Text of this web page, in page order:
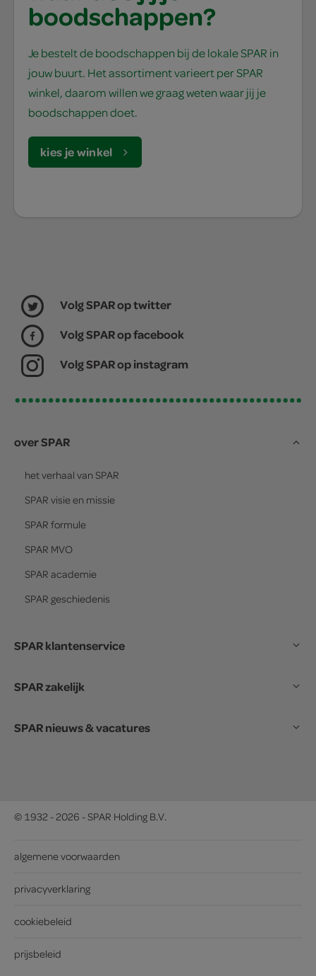
boodschappen?
Je bestelt de boodschappen bij de lokale SPAR in
jouw buurt. Het assortiment varieert per SPAR
winkel, daarom willen we graag weten waar jij je
boodschappen doet.
kies je winkel
Volg SPAR op twitter
Volg SPAR op facebook
Volg SPAR op instagram
over SPAR
het verhaal van SPAR
SPAR visie en missie
SPAR formule
SPAR MVO
SPAR academie
SPAR geschiedenis
SPAR klantenservice
SPAR zakelijk
SPAR nieuws & vacatures
© 1932 - 2026 - SPAR Holding B.V.
algemene voorwaarden
privacyverklaring
cookiebeleid
prijsbeleid